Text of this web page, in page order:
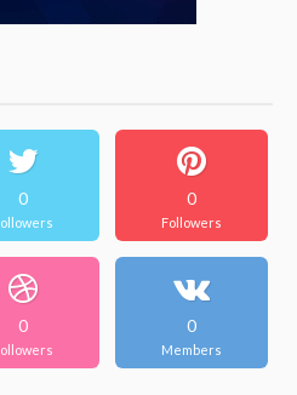
0 0
Followers
0 0
Members